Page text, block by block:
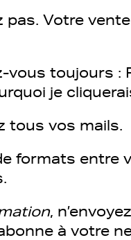
pas. Votre
vous toujours :
je
tous vos mails.
formats entre
,
à votre